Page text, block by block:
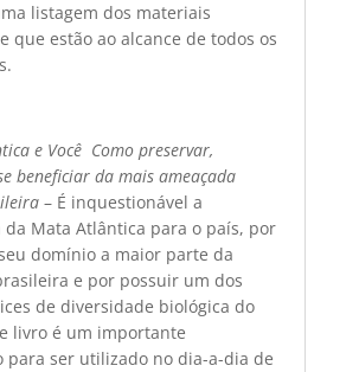
listagem dos materiais
que estão ao alcance de todos os
e Você  Como preservar,
beneficiar da mais ameaçada
– É inquestionável a
Mata Atlântica para o país, por
domínio a maior parte da
e por possuir um dos
de diversidade biológica do
livro é um importante
para ser utilizado no dia-a-dia de